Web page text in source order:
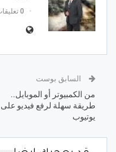
0 تعليقات
السابق بوست
من الكمبيوتر أو الموبايل..
طريقة سهلة لرفع فيديو على
يوتيوب